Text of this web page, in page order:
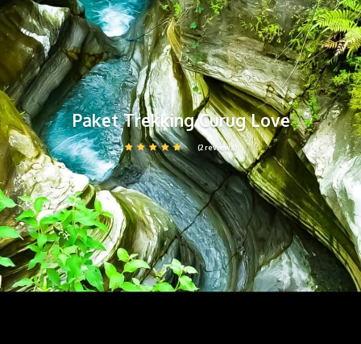
Paket Trekking Curug Love
(2 reviews)